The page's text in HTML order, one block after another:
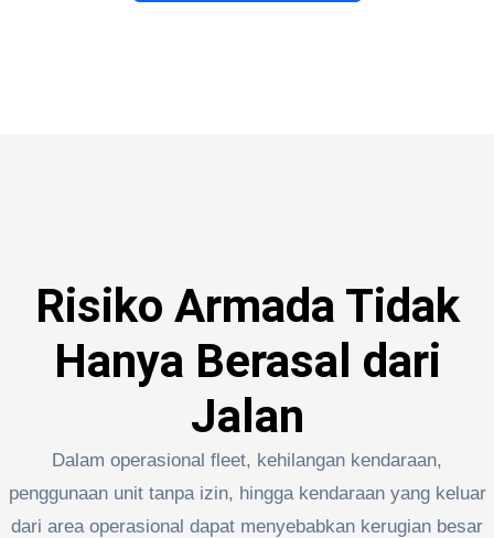
Risiko Armada Tidak
Hanya Berasal dari
Jalan
Dalam operasional fleet, kehilangan kendaraan,
penggunaan unit tanpa izin, hingga kendaraan yang keluar
dari area operasional dapat menyebabkan kerugian besar